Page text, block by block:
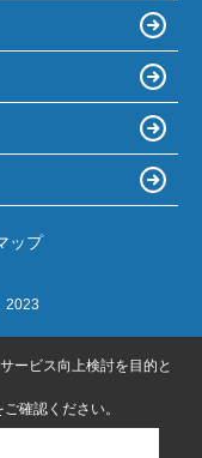
ップ
2023
ービス向上検討を目的と
ご確認ください。